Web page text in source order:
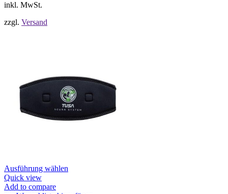
inkl. MwSt.
zzgl. Versand
Ausführung wählen
Quick view
Add to compare